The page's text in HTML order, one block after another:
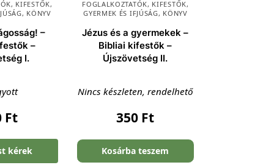
KIFESTŐK,
, KÖNYV
–
–
I.
Ft
kérek
FOGLALKOZTATÓK, KIFESTŐK,
GYERMEK ÉS IFJÚSÁG, KÖNYV
Jézus és a gyermekek –
Bibliai kifestők –
Újszövetség II.
Nincs készleten, rendelhető
350 Ft
Kosárba teszem